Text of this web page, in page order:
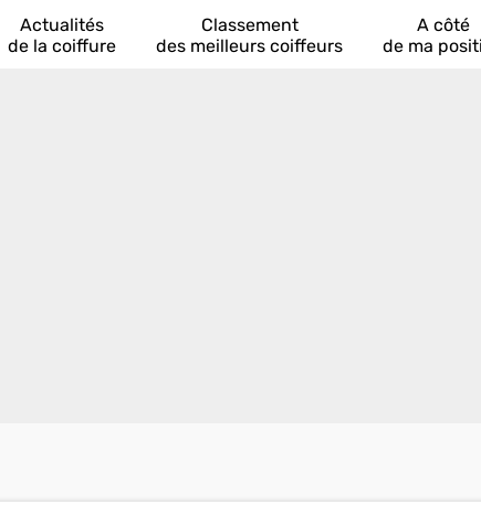
Actualités
de la coiffure
Classement
des meilleurs coiffeurs
A côté
de ma